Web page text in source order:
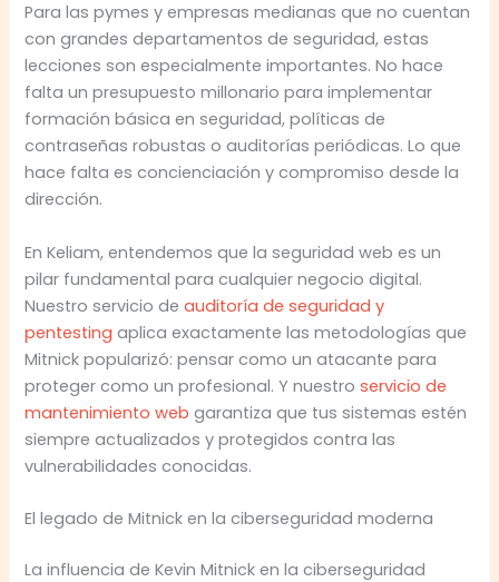
Para las pymes y empresas medianas que no cuentan
con grandes departamentos de seguridad, estas
lecciones son especialmente importantes. No hace
falta un presupuesto millonario para implementar
formación básica en seguridad, políticas de
contraseñas robustas o auditorías periódicas. Lo que
hace falta es concienciación y compromiso desde la
dirección.
En Keliam, entendemos que la seguridad web es un
pilar fundamental para cualquier negocio digital.
Nuestro servicio deauditoría de seguridad y
pentesting aplica exactamente las metodologías que
Mitnick popularizó: pensar como un atacante para
proteger como un profesional. Y nuestroservicio de
mantenimiento web garantiza que tus sistemas estén
siempre actualizados y protegidos contra las
vulnerabilidades conocidas.
El legado de Mitnick en la ciberseguridad moderna
La influencia de Kevin Mitnick en la ciberseguridad